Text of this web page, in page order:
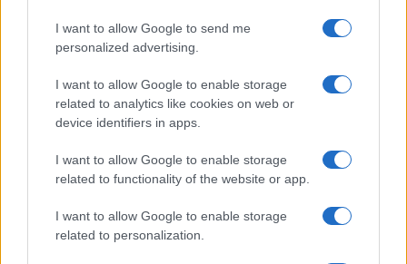
I want to allow Google to send me
personalized advertising.
I want to allow Google to enable storage
related to analytics like cookies on web or
device identifiers in apps.
I want to allow Google to enable storage
related to functionality of the website or app.
I want to allow Google to enable storage
related to personalization.
TRIBUNALE DI NOCERA INFERIORE N. 6/2020 - RG N. 1338/2020
ISCRIZIONE AL ROC N. 35792 – ISCRITTA ALL’ANSO (ASSOCIAZIONE
NAZIONALE STAMPA ONLINE)